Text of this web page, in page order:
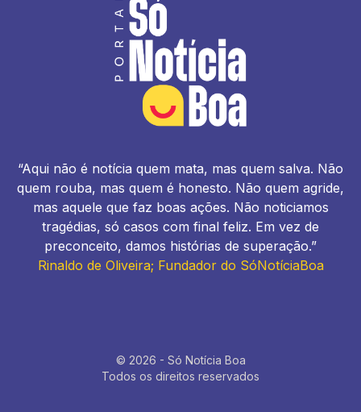
“Aqui não é notícia quem mata, mas quem salva. Não
quem rouba, mas quem é honesto. Não quem agride,
mas aquele que faz boas ações. Não noticiamos
tragédias, só casos com final feliz. Em vez de
preconceito, damos histórias de superação.”
Rinaldo de Oliveira; Fundador do SóNotíciaBoa
© 2026 - Só Notícia Boa
Todos os direitos reservados